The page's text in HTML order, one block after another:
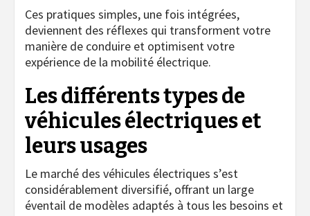
Ces pratiques simples, une fois intégrées,
deviennent des réflexes qui transforment votre
manière de conduire et optimisent votre
expérience de la mobilité électrique.
Les différents types de
véhicules électriques et
leurs usages
Le marché des véhicules électriques s’est
considérablement diversifié, offrant un large
éventail de modèles adaptés à tous les besoins et